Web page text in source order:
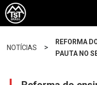
NOTÍCIAS >
REFORMA
PAUTA NO